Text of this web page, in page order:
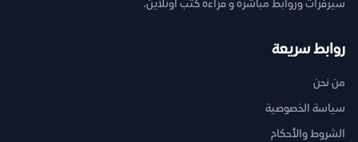
سيرفرات وروابط مباشرة و قراءة كتب اونلاين.
روابط سريعة
من نحن
سياسة الخصوصية
الشروط والأحكام